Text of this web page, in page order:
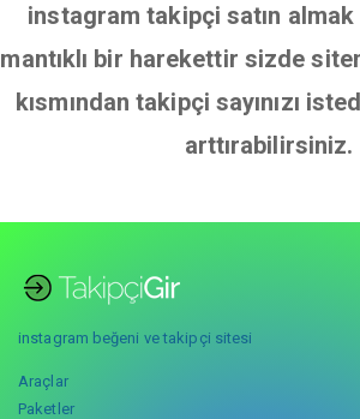
instagram takipçi satın almak
mantıklı bir harekettir sizde
kısmından takipçi sayınızı
arttırabilirsiniz.
instagram beğeni ve takipçi sitesi
Araçlar
Paketler